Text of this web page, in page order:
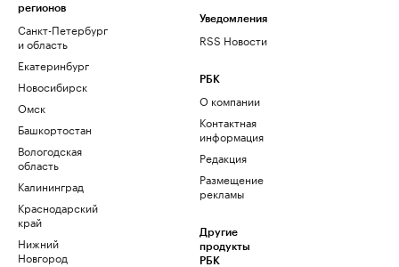
регионов
Санкт-Петербург
и область
Екатеринбург
Новосибирск
Омск
Башкортостан
Вологодская
область
Калининград
Краснодарский
край
Нижний
Новгород
Уведомления
RSS Новости
РБК
О компании
Контактная
информация
Редакция
Размещение
рекламы
Другие
продукты
РБК